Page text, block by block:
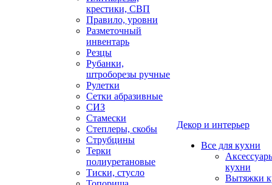
крестики, СВП
Правило, уровни
Разметочный
инвентарь
Резцы
Рубанки,
штроборезы ручные
Рулетки
Сетки абразивные
СИЗ
Стамески
Степлеры, скобы
Струбцины
Терки
полиуретановые
Тиски, стусло
Декор и интерьер
Все для кухни
кухни
Вытяжки